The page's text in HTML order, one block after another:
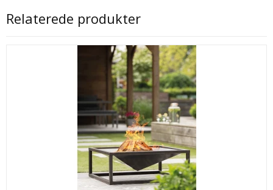
Relaterede produkter